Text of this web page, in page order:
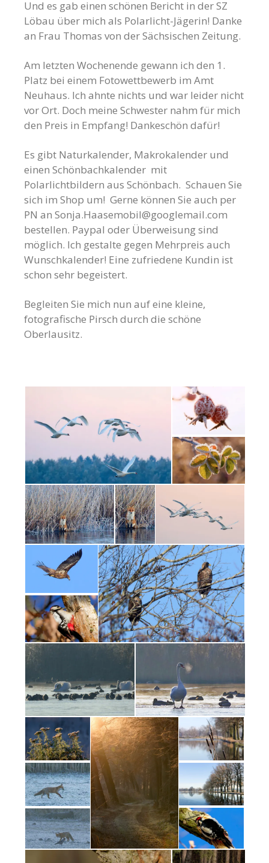
Und es gab einen schönen Bericht in der SZ
Löbau über mich als Polarlicht-Jägerin! Danke
an Frau Thomas von der Sächsischen Zeitung.
Am letzten Wochenende gewann ich den 1.
Platz bei einem Fotowettbewerb im Amt
Neuhaus. Ich ahnte nichts und war leider nicht
vor Ort. Doch meine Schwester nahm für mich
den Preis in Empfang! Dankeschön dafür!
Es gibt Naturkalender, Makrokalender und
einen Schönbachkalender mit
Polarlichtbildern aus Schönbach. Schauen Sie
sich im Shop um! Gerne können Sie auch per
PN an Sonja.Haasemobil@googlemail.com
bestellen. Paypal oder Überweisung sind
möglich. Ich gestalte gegen Mehrpreis auch
Wunschkalender! Eine zufriedene Kundin ist
schon sehr begeistert.
Begleiten Sie mich nun auf eine kleine,
fotografische Pirsch durch die schöne
Oberlausitz.